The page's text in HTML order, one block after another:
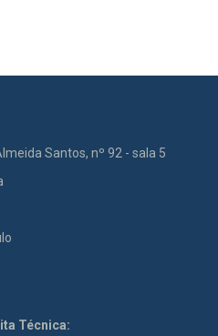
Santos, nº 92 - sala 5
Técnica: